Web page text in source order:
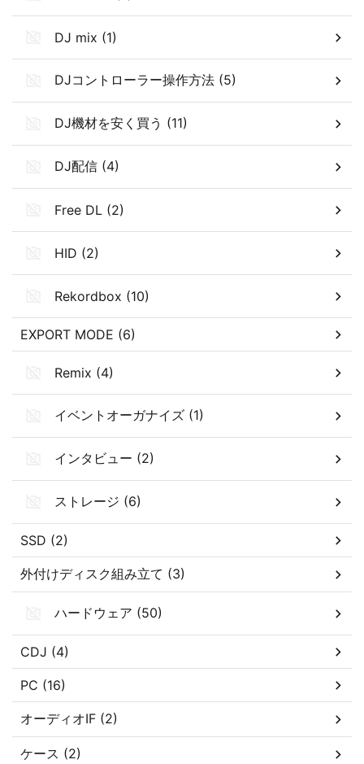
DJ mix (1)
DJコントローラー操作方法 (5)
DJ機材を安く買う (11)
DJ配信 (4)
Free DL (2)
HID (2)
Rekordbox (10)
EXPORT MODE (6)
Remix (4)
イベントオーガナイズ (1)
インタビュー (2)
ストレージ (6)
SSD (2)
外付けディスク組み立て (3)
ハードウェア (50)
CDJ (4)
PC (16)
オーディオIF (2)
ケース (2)